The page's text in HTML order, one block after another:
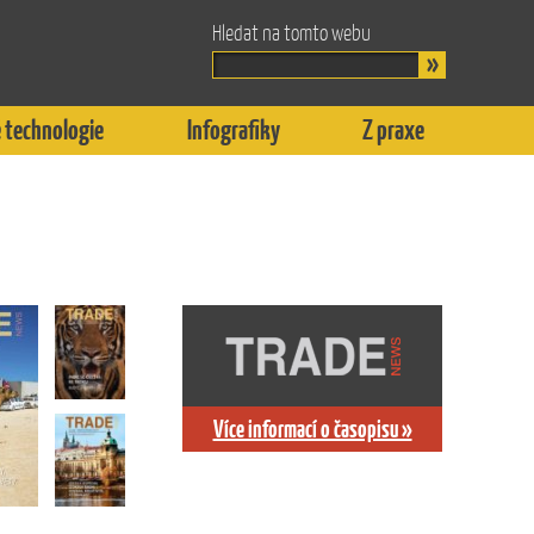
Hledat na tomto webu
technologie Infografiky Z praxe
Více informací o časopisu »